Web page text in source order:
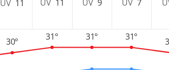
UV 11
30°
UV 11
31°
UV 9
31°
UV7
31°